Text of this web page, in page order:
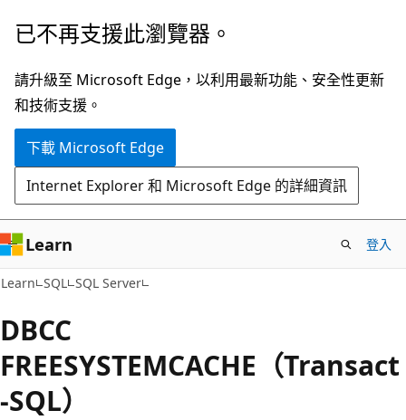
跳
主
要
內
已不再支援此瀏覽器。
請升級至 Microsoft Edge，以利用最新功能、安全性更新
和技術支援。
下載 Microsoft Edge
Internet Explorer 和 Microsoft Edge 的詳細資訊
Learn 登入
Learn SQL SQL Server
DBCC
FREESYSTEMCACHE（Transact
-SQL）